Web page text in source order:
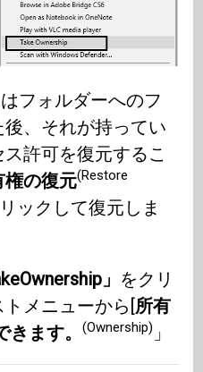
フォルダーへのフ
、それが持ってい
許可を復元するこ
権の復元(Restore
ックして復元しま
」 をクリ
メニューから[所有
きます。(Ownership) 」